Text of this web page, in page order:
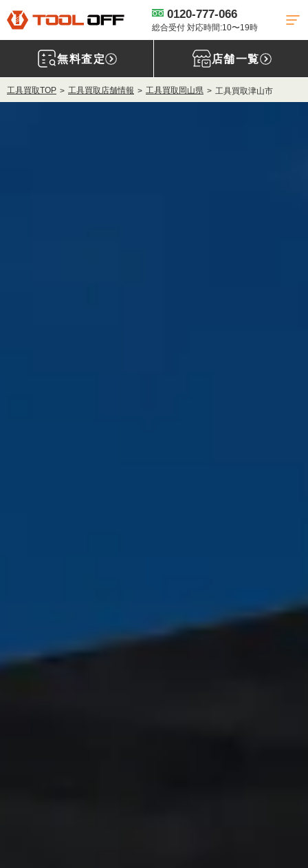
0120-777-066
総合受付 対応時間:10〜19時
無料査定 店舗一覧
工具買取TOP 工具買取店舗情報 工具買取岡山県 工具買取津山市